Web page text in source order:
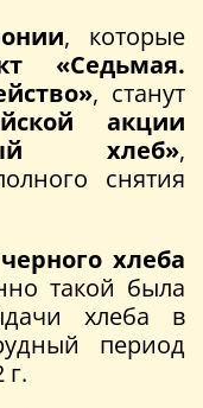
, которые
«Седьмая.
, станут
акции
хлеб»,
снятия
хлеба
такой была
хлеба в
период
г.